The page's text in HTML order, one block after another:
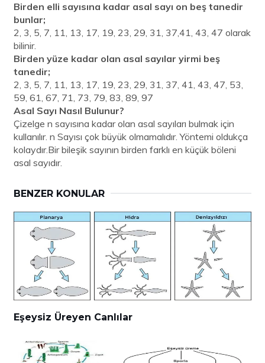
Birden elli sayısına kadar asal sayı on beş tanedir
bunlar;
2, 3, 5, 7, 11, 13, 17, 19, 23, 29, 31, 37,41, 43, 47 olarak
bilinir.
Birden yüze kadar olan asal sayılar yirmi beş
tanedir;
2, 3, 5, 7, 11, 13, 17, 19, 23, 29, 31, 37, 41, 43, 47, 53,
59, 61, 67, 71, 73, 79, 83, 89, 97
Asal Sayı Nasıl Bulunur?
Çizelge n sayısına kadar olan asal sayıları bulmak için
kullanılır. n Sayısı çok büyük olmamalıdır. Yöntemi oldukça
kolaydır.Bir bileşik sayının birden farklı en küçük böleni
asal sayıdır.
BENZER KONULAR
Eşeysiz Üreyen Canlılar